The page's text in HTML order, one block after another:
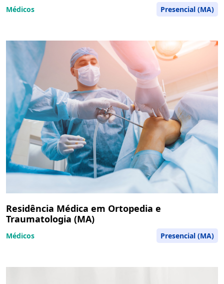
Médicos Presencial (MA)
Residência Médica em Ortopedia e
Traumatologia (MA)
Médicos Presencial (MA)